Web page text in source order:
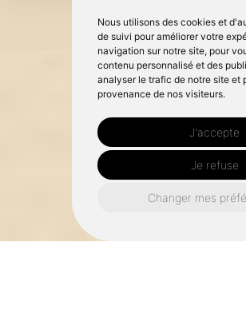
Nous utilisons des cookies et
de suivi pour améliorer votre
navigation sur notre site, pour
contenu personnalisé et des
analyser le trafic de notre site et
provenance de nos visiteurs.
J'accepte
Je refuse
Changer mes